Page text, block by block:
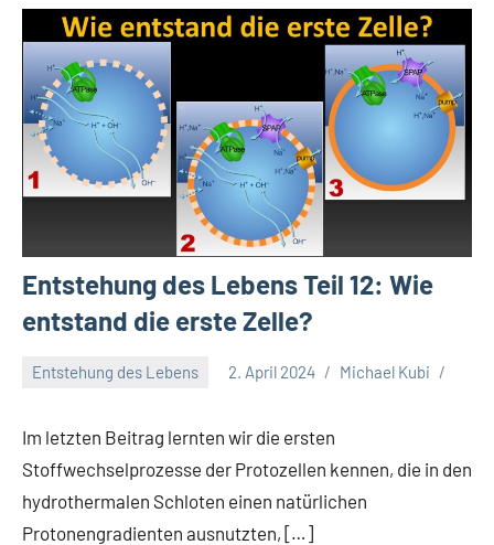
Entstehung des Lebens Teil 12: Wie
entstand die erste Zelle?
Entstehung des Lebens 2. April 2024 Michael Kubi
Im letzten Beitrag lernten wir die ersten
Stoffwechselprozesse der Protozellen kennen, die in den
hydrothermalen Schloten einen natürlichen
Protonengradienten ausnutzten, […]